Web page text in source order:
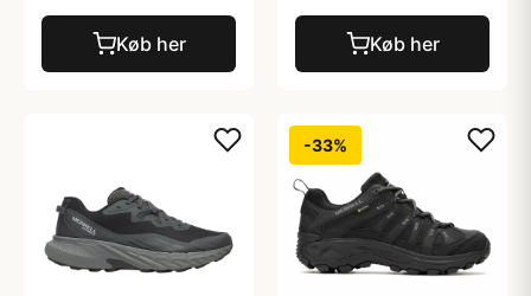
Køb her Køb her
-33%